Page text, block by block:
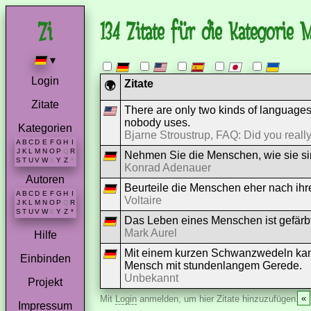
▾
Login
Zitate
Kategorien
A B C D E F G H I
J K L M N O P Q R
S T U V W X Y Z *
Autoren
A B C D E F G H
J K L M N O P Q R
S T U V W X Y Z *
Hilfe
Einbinden
Projekt
Impressum
134 Zitate für die Kategorie
🌍 Zitate
There are only two kinds of
nobody uses.
Bjarne Stroustrup, FAQ: Did you
Nehmen Sie die Menschen, wie sie
Konrad Adenauer
Beurteile die Menschen eher nach
Voltaire
Das Leben eines Menschen ist
Mark Aurel
Mit einem kurzen Schwanzwedeln
Mensch mit stundenlangem Gerede.
Unbekannt
«
MitLoginanmelden, um hier Zitate hinzuzufügen.